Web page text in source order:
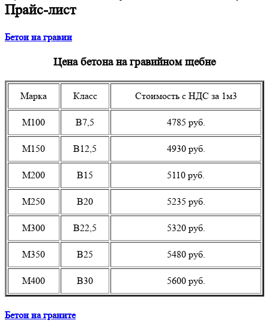
Прайс-лист
Бетон на гравии
Цена бетона на гравийном щебне
Марка Класс Стоимость с НДС за 1м3
М100 В7,5 4785 руб.
М150 В12,5 4930 руб.
М200 В15 5110 руб.
М250 В20 5235 руб.
М300 В22,5 5320 руб.
М350 В25 5480 руб.
М400 В30 5600 руб.
Бетон на граните